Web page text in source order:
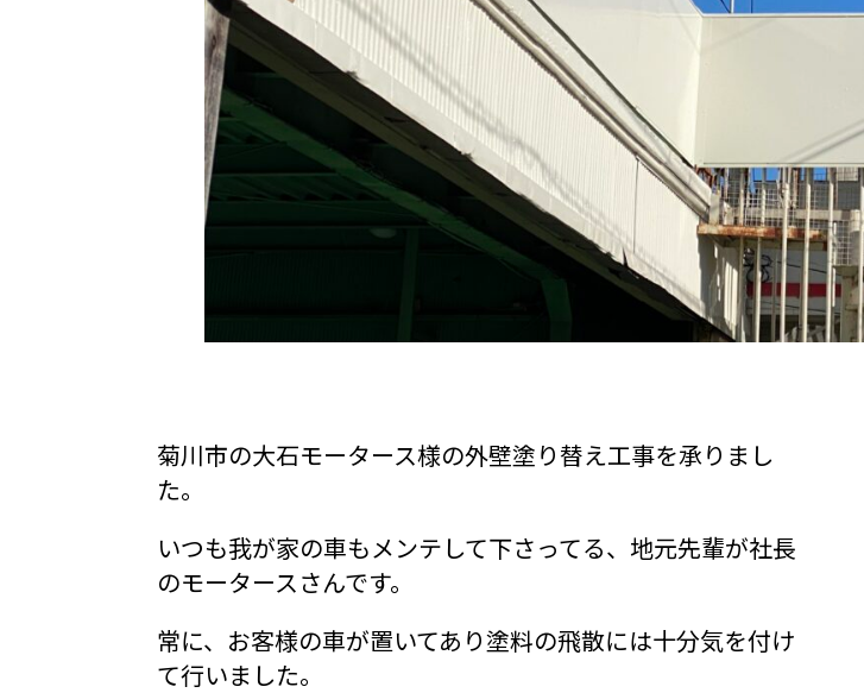
菊川市の大石モータース様の外壁塗り替え工事を承りまし
た。
いつも我が家の車もメンテして下さってる、地元先輩が社長
のモータースさんです。
常に、お客様の車が置いてあり塗料の飛散には十分気を付け
て行いました。